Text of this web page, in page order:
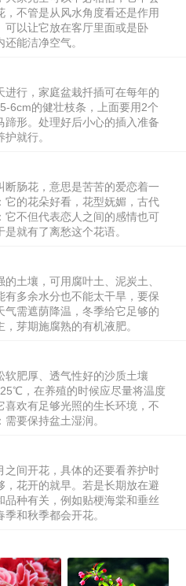
不管是从风水角度看还是作用
可以让它放在客厅里面或是卧
能洁净空气。
行，家庭盆栽扦插可在每年的
6cm的健壮枝条，上面要用2个
形。处理好后小心的插入准备
就行。
肠花，意思是苦苦的爱恋着一
它的花朵好看，花型妩媚，古代
它不但代表恋人之间的感情也可
就有了离愁这个花语。
土壤，可用腐叶土、泥炭土、
多余水分也不能太干旱，要保
需遮荫降温，冬季给它足够的
芽期施腐熟的有机液肥。
软肥厚、透气性好的沙质土壤
，在养殖的时候应尽量将温度
欢有足够光照的生长环境，不
要保持盆土湿润。
之间开花，具体的还要看养护时
花开的就早。若是长期放在避
种有关，例如贴梗海棠和垂丝
和秋季都会开花。